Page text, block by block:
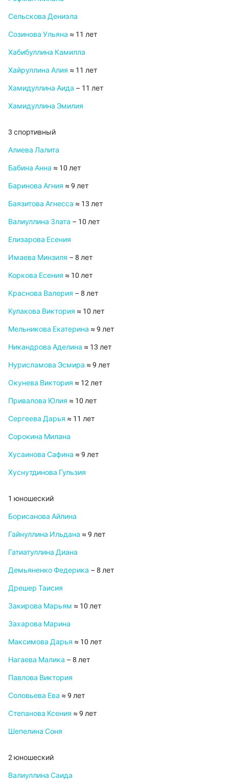
Сельскова Дениэла
Созинова Ульяна ≈ 11 лет
Хабибуллина Камилла
Хайруллина Алия ≈ 11 лет
Хамидуллина Аида – 11 лет
Хамидуллина Эмилия
3 спортивный
Алиева Лалита
Бабина Анна ≈ 10 лет
Баринова Агния ≈ 9 лет
Баязитова Агнесса ≈ 13 лет
Валиуллина Злата – 10 лет
Елизарова Есения
Имаева Минзиля – 8 лет
Коркова Есения ≈ 10 лет
Краснова Валерия – 8 лет
Кулакова Виктория ≈ 10 лет
Мельникова Екатерина ≈ 9 лет
Никандрова Аделина ≈ 13 лет
Нурисламова Эсмира ≈ 9 лет
Окунева Виктория ≈ 12 лет
Привалова Юлия ≈ 10 лет
Сергеева Дарья ≈ 11 лет
Сорокина Милана
Хусаинова Сафина ≈ 9 лет
Хуснутдинова Гульзия
1 юношеский
Борисанова Айлина
Гайнуллина Ильдана ≈ 9 лет
Гатиатуллина Диана
Демьяненко Федерика – 8 лет
Дрешер Таисия
Закирова Марьям ≈ 10 лет
Захарова Марина
Максимова Дарья ≈ 10 лет
Нагаева Малика – 8 лет
Павлова Виктория
Соловьева Ева ≈ 9 лет
Степанова Ксения ≈ 9 лет
Шепелина Соня
2 юношеский
Валиуллина Саида